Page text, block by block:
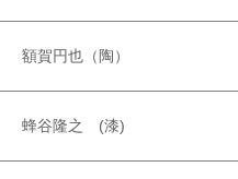
額賀円也（陶）
蜂谷隆之 (漆)